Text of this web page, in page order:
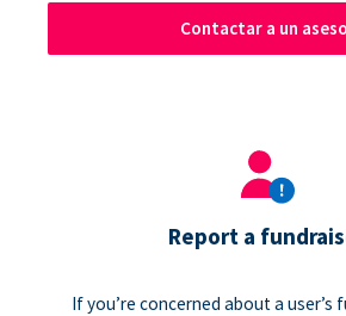
Contactar a un
Report a
If you’re concerned about a user’s